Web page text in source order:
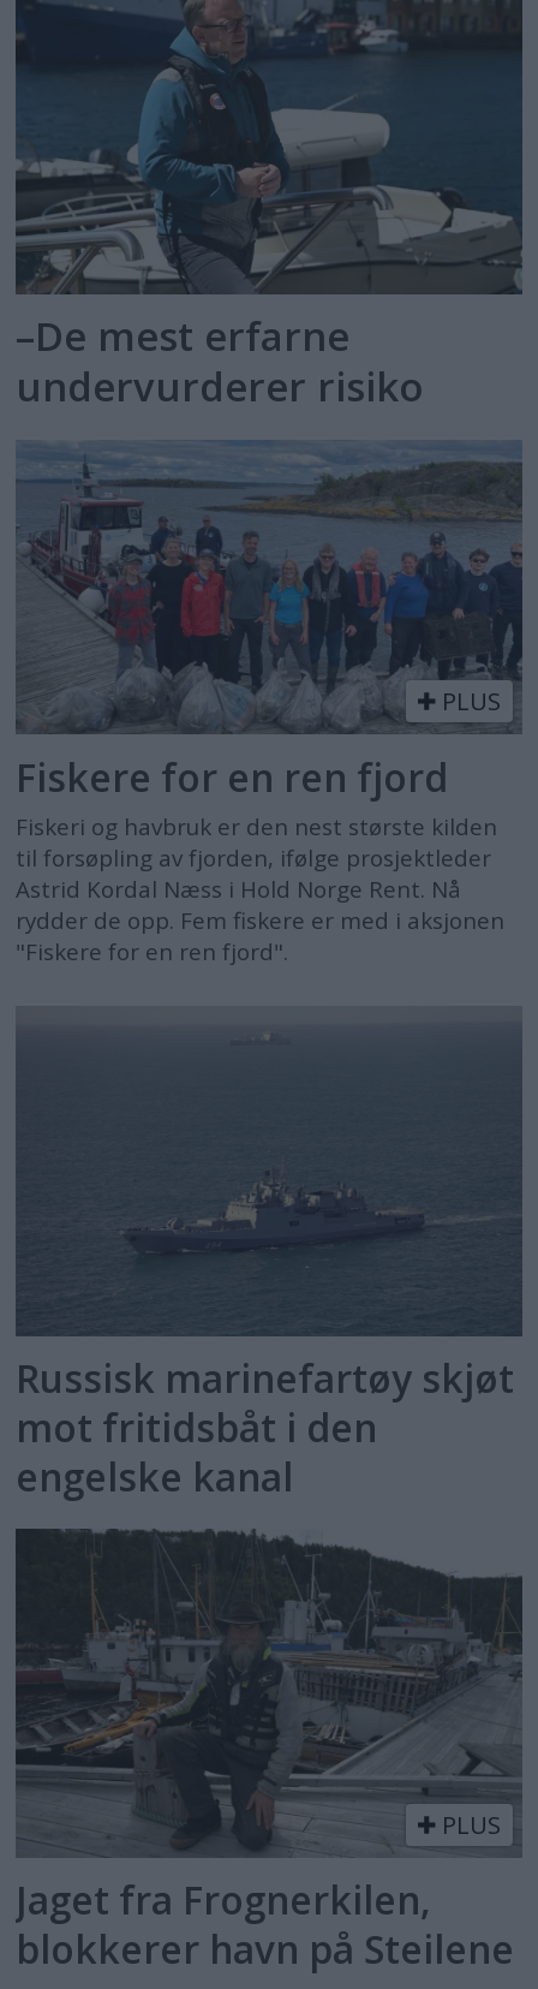
–De mest erfarne
undervurderer risiko
PLUS
Fiskere for en ren fjord
Fiskeri og havbruk er den nest største kilden
til forsøpling av fjorden, ifølge prosjektleder
Astrid Kordal Næss i Hold Norge Rent. Nå
rydder de opp. Fem fiskere er med i aksjonen
"Fiskere for en ren fjord".
Russisk marinefartøy skjøt
mot fritidsbåt i den
engelske kanal
PLUS
Jaget fra Frognerkilen,
blokkerer havn på Steilene